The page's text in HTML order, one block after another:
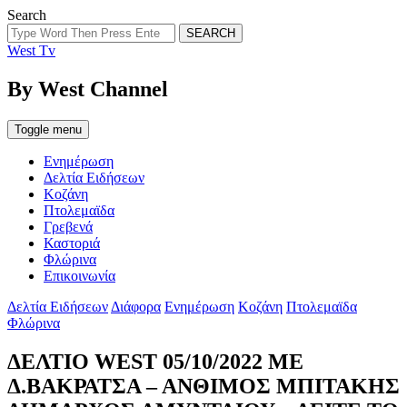
Search
SEARCH
West Tv
By West Channel
Toggle menu
Ενημέρωση
Δελτία Ειδήσεων
Κοζάνη
Πτολεμαϊδα
Γρεβενά
Καστοριά
Φλώρινα
Επικοινωνία
Categories
Δελτία Ειδήσεων Διάφορα Ενημέρωση Κοζάνη Πτολεμαϊδα
Φλώρινα
ΔΕΛΤΙΟ WEST 05/10/2022 ΜΕ
Δ.ΒΑΚΡΑΤΣΑ – ΑΝΘΙΜΟΣ ΜΠΙΤΑΚΗΣ